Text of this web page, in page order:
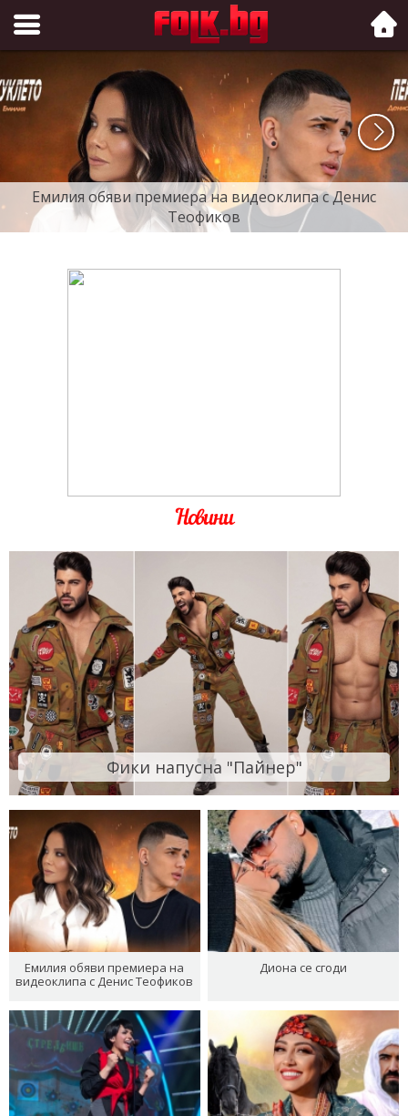
Folk.bg
Емилия обяви премиера на видеоклипа с Денис
Теофиков
Новини
Фики напусна "Пайнер"
Емилия обяви премиера на
видеоклипа с Денис Теофиков
Диона се сгоди